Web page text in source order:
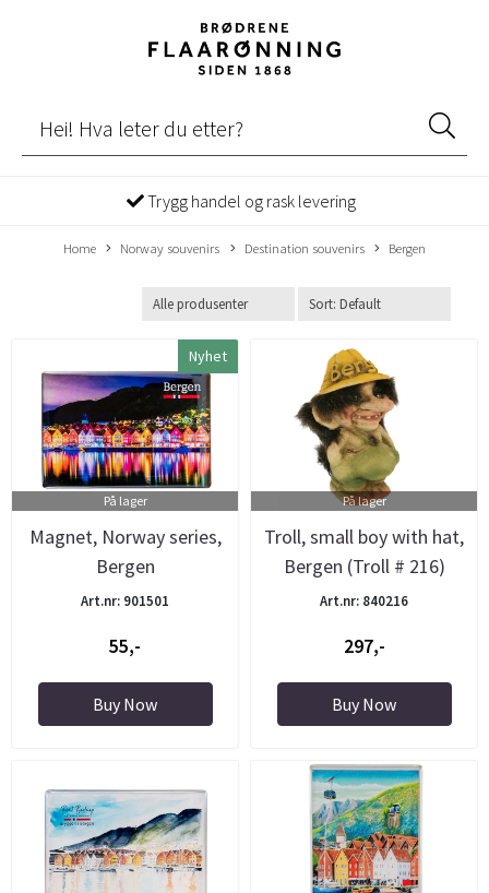
Trygg handel og rask levering
Home Norway souvenirs Destination souvenirs Bergen
Nyhet
På lager
Magnet, Norway series,
Bergen
Art.nr: 901501
55,-
Buy Now
På lager
Troll, small boy with hat,
Bergen (Troll # 216)
Art.nr: 840216
297,-
Buy Now